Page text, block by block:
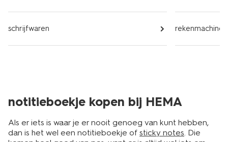
schrijfwaren
notitieboekje kopen bij HEMA
Als er iets is waar je er nooit genoeg van kunt hebben,
dan is het wel een notitieboekje of sticky notes. Die